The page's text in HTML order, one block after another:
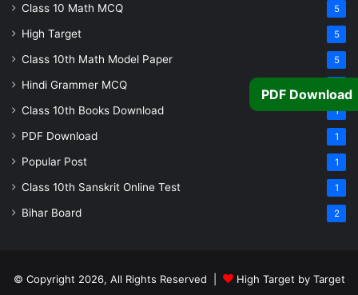
Class 10 Math MCQ 5
High Target 5
Class 10th Math Model Paper 5
Hindi Grammer MCQ
Class 10th Books Download 1
PDF Download 1
Popular Post 1
Class 10th Sanskrit Online Test 1
Bihar Board 2
© Copyright 2026, All Rights Reserved | High Target by Target
PDF Download